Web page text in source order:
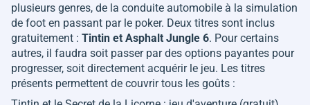
plusieurs genres, de la conduite automobile à la simulation
de foot en passant par le poker. Deux titres sont inclus
gratuitement : Tintin et Asphalt Jungle 6. Pour certains
autres, il faudra soit passer par des options payantes pour
progresser, soit directement acquérir le jeu. Les titres
présents permettent de couvrir tous les goûts :